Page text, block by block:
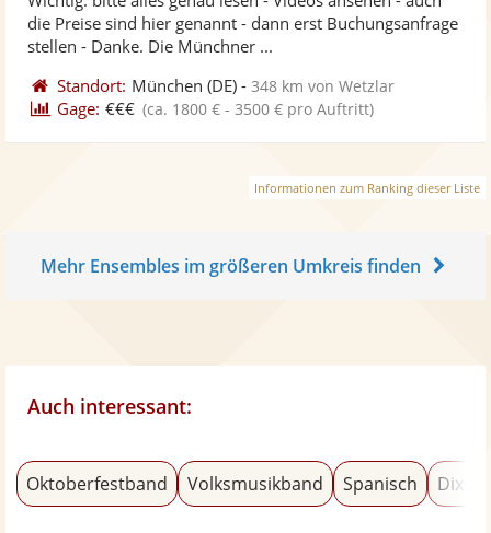
Fotos
5
Sternen
die Preise sind hier genannt - dann erst Buchungsanfrage
stellen - Danke. Die Münchner ...
Standort: München (DE) -348 km von Wetzlar
Gage: €€€ (ca. 1800 € - 3500 € pro Auftritt)
Informationen zum Ranking dieser Liste
Mehr Ensembles im größeren Umkreis finden
Auch interessant:
Oktoberfestband Volksmusikband Spanisch